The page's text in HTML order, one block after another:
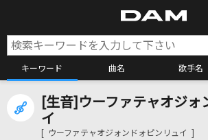
キーワード 曲名 歌手名
カラオケ検索
[生音]ウーファテャオジォ
イ
[ ウーファテャオジォンドォピンリュイ ]